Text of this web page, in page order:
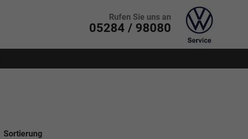
Rufen Sie uns an
05284 / 98080
Sortierung